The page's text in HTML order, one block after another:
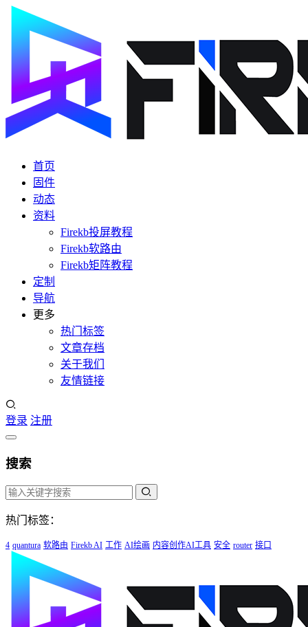
首页
固件
动态
资料
Firekb投屏教程
Firekb软路由
Firekb矩阵教程
定制
导航
更多
热门标签
文章存档
关于我们
友情链接
登录 注册
搜索
热门标签：
4 quantura 软路由 Firekb AI 工作 AI绘画 内容创作AI工具 安全 router 接口